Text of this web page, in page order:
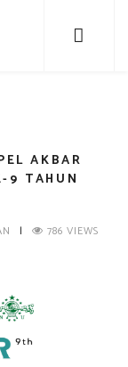
AKBAR
9 TAHUN
|
786 VIEWS